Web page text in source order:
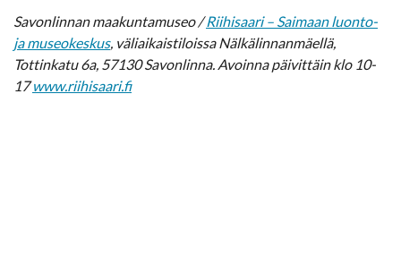
Savonlinnan maakuntamuseo /Riihisaari – Saimaan luonto-
ja museokeskus, väliaikaistiloissa Nälkälinnanmäellä,
Tottinkatu 6a, 57130 Savonlinna. Avoinna päivittäin klo 10-
17www.riihisaari.fi